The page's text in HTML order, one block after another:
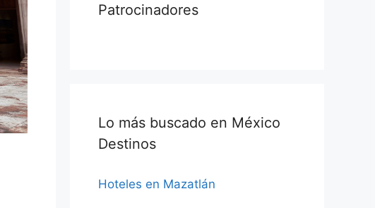
Patrocinadores
Lo más buscado en México
Destinos
Hoteles en Mazatlán